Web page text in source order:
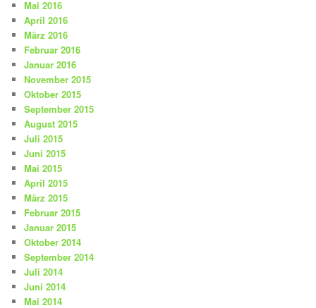
Mai 2016
April 2016
März 2016
Februar 2016
Januar 2016
November 2015
Oktober 2015
September 2015
August 2015
Juli 2015
Juni 2015
Mai 2015
April 2015
März 2015
Februar 2015
Januar 2015
Oktober 2014
September 2014
Juli 2014
Juni 2014
Mai 2014